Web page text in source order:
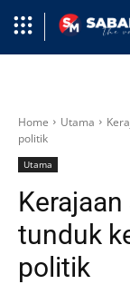
Home Utama
politik
Utama
tunduk
politik